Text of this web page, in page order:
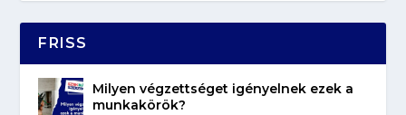
FRISS
Milyen végzettséget igényelnek ezek a
munkakörök?